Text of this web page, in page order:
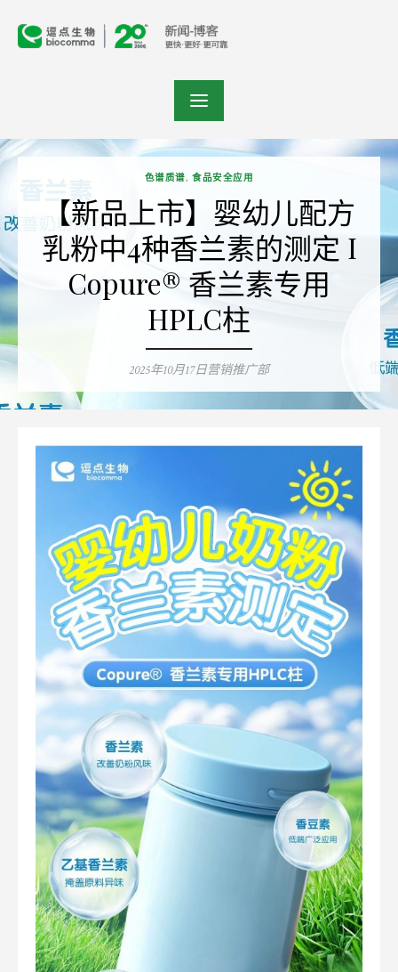
色谱质谱, 食品安全应用
【新品上市】婴幼儿配方
乳粉中4种香兰素的测定 I
Copure® 香兰素专用
HPLC柱
Posted
2025年10月17日Author
营销推广部